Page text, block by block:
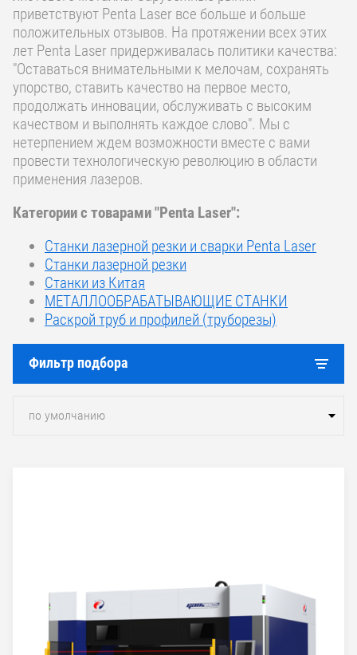
приветствуют Penta Laser все больше и больше
положительных отзывов. На протяжении всех этих
лет Penta Laser придерживалась политики качества:
"Оставаться внимательными к мелочам, сохранять
упорство, ставить качество на первое место,
продолжать инновации, обслуживать с высоким
качеством и выполнять каждое слово". Мы с
нетерпением ждем возможности вместе с вами
провести технологическую революцию в области
применения лазеров.
Категории с товарами "Penta Laser":
Станки лазерной резки и сварки Penta Laser
Станки лазерной резки
Станки из Китая
МЕТАЛЛООБРАБАТЫВАЮЩИЕ СТАНКИ
Раскрой труб и профилей (труборезы)
Фильтр подбора
по умолчанию